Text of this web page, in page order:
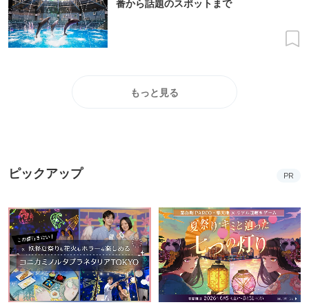
もっと見る
ピックアップ PR